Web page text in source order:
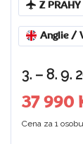
Z PRAHY
Anglie /
3. – 8. 9.
37 990
Cena za 1 osobu